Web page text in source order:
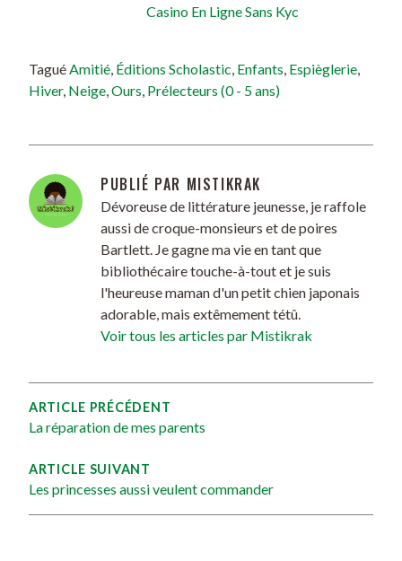
Casino En Ligne Sans Kyc
TaguéAmitié, Éditions Scholastic, Enfants, Espièglerie,
Hiver, Neige,Ours, Prélecteurs (0 - 5 ans)
PUBLIÉ PAR MISTIKRAK
Dévoreuse de littérature jeunesse, je raffole
aussi de croque-monsieurs et de poires
Bartlett. Je gagne ma vie en tant que
bibliothécaire touche-à-tout et je suis
l'heureuse maman d'un petit chien japonais
adorable, mais extêmement tétû.
Voir tous les articles par Mistikrak
ARTICLE PRÉCÉDENT
La réparation de mes parents
ARTICLE SUIVANT
Les princesses aussi veulent commander